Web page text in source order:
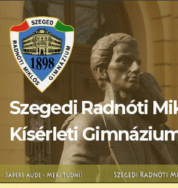
content
Szegedi Radnóti
Kísérleti